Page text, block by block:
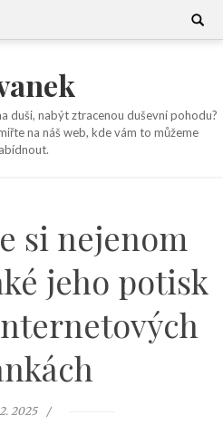
Search
duši, nabýt ztracenou duševní pohodu?
na náš web, kde vám to můžeme
si nejenom
jeho potisk
2025